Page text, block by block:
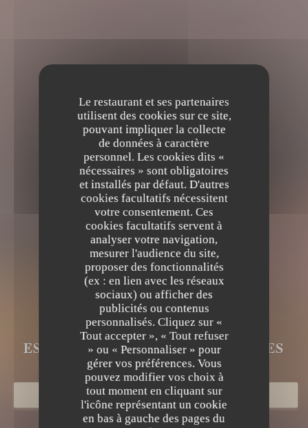
Le restaurant et ses partenaires
utilisent des cookies sur ce site,
pouvant impliquer la collecte
de données à caractère
personnel. Les cookies dits «
nécessaires » sont obligatoires
et installés par défaut. D'autres
cookies facultatifs nécessitent
votre consentement. Ces
cookies facultatifs servent à
analyser votre navigation,
mesurer l'audience du site,
proposer des fonctionnalités
(ex : en lien avec les réseaux
sociaux) ou afficher des
publicités ou contenus
personnalisés. Cliquez sur «
Tout accepter », « Tout refuser
» ou « Personnaliser » pour
gérer vos préférences. Vous
pouvez modifier vos choix à
tout moment en cliquant sur
l'icône représentant un cookie
en bas à gauche des pages du
LE BRUEGEL
LE BRUEGEL
ESTAMINET FLAMAND|BERGUES
RÉSERVER